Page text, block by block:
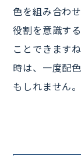
色を組み合わ
役割を意識す
ことできます
時は、一度配
もしれません。